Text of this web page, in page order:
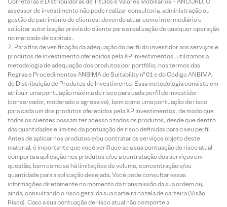
assessor de investimento não pode realizar consultoria, administração ou
gestão de patrimônio de clientes, devendo atuar como intermediário e
solicitar autorização prévia do cliente para a realização de qualquer operação
no mercado de capitais.
Para fins de verificação da adequação do perfil do investidor aos serviços e
produtos de investimento oferecidos pela XP Investimentos, utilizamos a
metodologia de adequação dos produtos por portfólio, nos termos das
Regras e Procedimentos ANBIMA de Suitability nº 01 e do Código ANBIMA
de Distribuição de Produtos de Investimento. Essa metodologia consiste em
atribuir uma pontuação máxima de risco para cada perfil de investidor
(conservador, moderado e agressivo), bem como uma pontuação de risco
para cada um dos produtos oferecidos pela XP Investimentos, de modo que
todos os clientes possam ter acesso a todos os produtos, desde que dentro
das quantidades e limites da pontuação de risco definidas para o seu perfil.
Antes de aplicar nos produtos e/ou contratar os serviços objeto deste
material, é importante que você verifique se a sua pontuação de risco atual
comporta a aplicação nos produtos e/ou a contratação dos serviços em
questão, bem como se há limitações de volume, concentração e/ou
quantidade para a aplicação desejada. Você pode consultar essas
informações diretamente no momento da transmissão da sua ordem ou,
ainda, consultando o risco geral da sua carteira na tela de carteira (Visão
Risco). Caso a sua pontuação de risco atual não comporte a